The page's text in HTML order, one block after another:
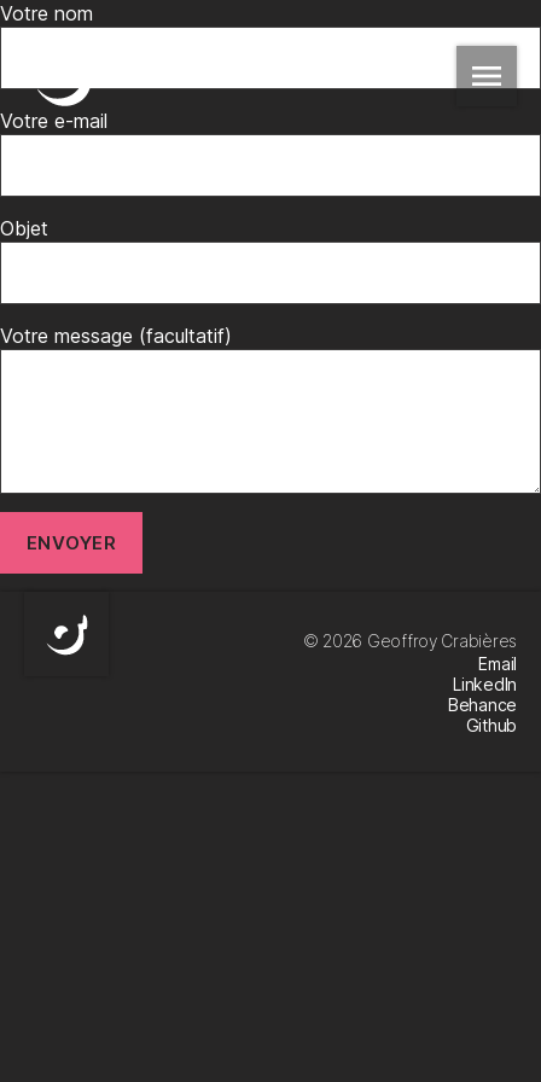
Votre nom
Votre e-mail
Objet
Votre message (facultatif)
© 2026 Geoffroy Crabières
Email
LinkedIn
Behance
Github